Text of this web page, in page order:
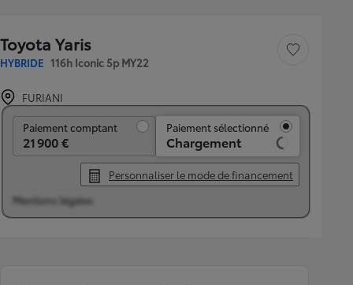
Toyota Yaris
HYBRIDE 116h Iconic 5p MY22
Sauvegarder le
FURIANI
Paiement comptant
21 900 €
Paiement sélectionné
Chargement
Personnaliser le mode de financement
Mentions légales